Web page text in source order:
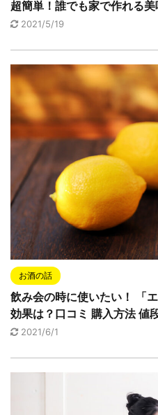
超簡単！誰でも家で作れる
2021/5/19
お酒の話
飲み会の時に使いたい！ 「
効果は？口コミ 購入方法 値
2021/6/1